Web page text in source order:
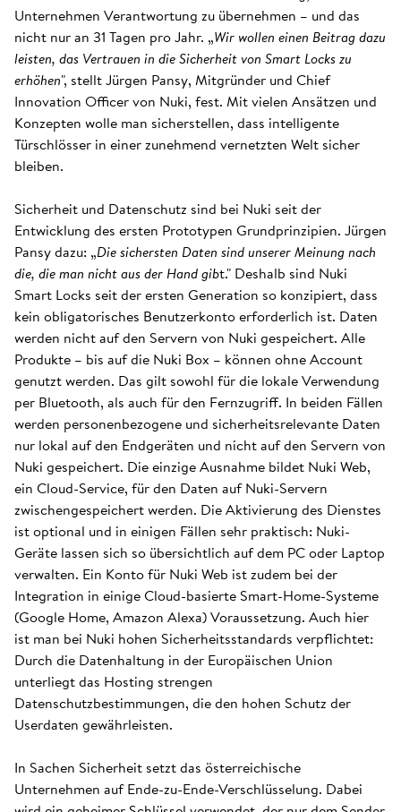
Unternehmen Verantwortung zu übernehmen – und das
nicht nur an 31 Tagen pro Jahr. „Wir wollen einen Beitrag dazu
leisten, das Vertrauen in die Sicherheit von Smart Locks zu
erhöhen", stellt Jürgen Pansy, Mitgründer und Chief
Innovation Officer von Nuki, fest. Mit vielen Ansätzen und
Konzepten wolle man sicherstellen, dass intelligente
Türschlösser in einer zunehmend vernetzten Welt sicher
bleiben.
Sicherheit und Datenschutz sind bei Nuki seit der
Entwicklung des ersten Prototypen Grundprinzipien. Jürgen
Pansy dazu: „Die sichersten Daten sind unserer Meinung nach
die, die man nicht aus der Hand gibt." Deshalb sind Nuki
Smart Locks seit der ersten Generation so konzipiert, dass
kein obligatorisches Benutzerkonto erforderlich ist. Daten
werden nicht auf den Servern von Nuki gespeichert. Alle
Produkte – bis auf die Nuki Box – können ohne Account
genutzt werden. Das gilt sowohl für die lokale Verwendung
per Bluetooth, als auch für den Fernzugriff. In beiden Fällen
werden personenbezogene und sicherheitsrelevante Daten
nur lokal auf den Endgeräten und nicht auf den Servern von
Nuki gespeichert. Die einzige Ausnahme bildet Nuki Web,
ein Cloud-Service, für den Daten auf Nuki-Servern
zwischengespeichert werden. Die Aktivierung des Dienstes
ist optional und in einigen Fällen sehr praktisch: Nuki-
Geräte lassen sich so übersichtlich auf dem PC oder Laptop
verwalten. Ein Konto für Nuki Web ist zudem bei der
Integration in einige Cloud-basierte Smart-Home-Systeme
(Google Home, Amazon Alexa) Voraussetzung. Auch hier
ist man bei Nuki hohen Sicherheitsstandards verpflichtet:
Durch die Datenhaltung in der Europäischen Union
unterliegt das Hosting strengen
Datenschutzbestimmungen, die den hohen Schutz der
Userdaten gewährleisten.
In Sachen Sicherheit setzt das österreichische
Unternehmen auf Ende-zu-Ende-Verschlüsselung. Dabei